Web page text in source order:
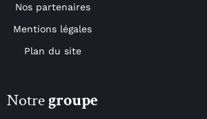
Nos partenaires
Mentions légales
Plan du site
Notregroupe